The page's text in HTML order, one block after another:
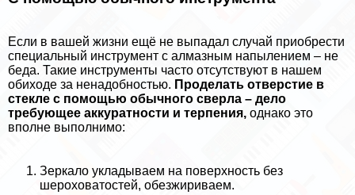
Если в вашей жизни ещё не выпадал случай приобрести
специальный инструмент с алмазным напылением – не
беда. Такие инструменты часто отсутствуют в нашем
обиходе за ненадобностью. Проделать отверстие в
стекле с помощью обычного сверла – дело
требующее аккуратности и терпения, однако это
вполне выполнимо:
Зеркало укладываем на поверхность без
шероховатостей, обезжириваем.